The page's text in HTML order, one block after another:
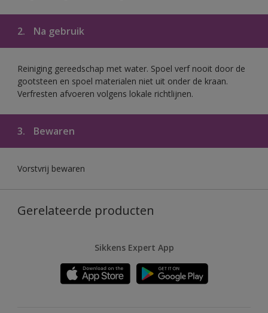
2. Na gebruik
Reiniging gereedschap met water. Spoel verf nooit door de
gootsteen en spoel materialen niet uit onder de kraan.
Verfresten afvoeren volgens lokale richtlijnen.
3. Bewaren
Vorstvrij bewaren
Gerelateerde producten
Sikkens Expert App